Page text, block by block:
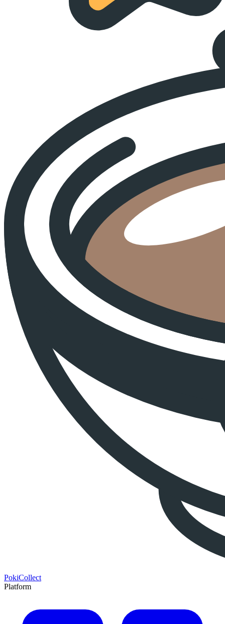
PokiCollect
Platform